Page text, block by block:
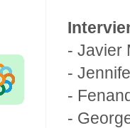
- Javier
-
-
-